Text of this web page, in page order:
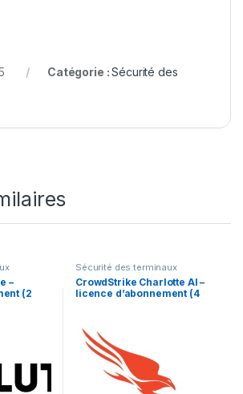
Catégorie :Sécurité des
–
(2
Sécurité des terminaux
CrowdStrike Charlotte AI –
licence d’abonnement (4